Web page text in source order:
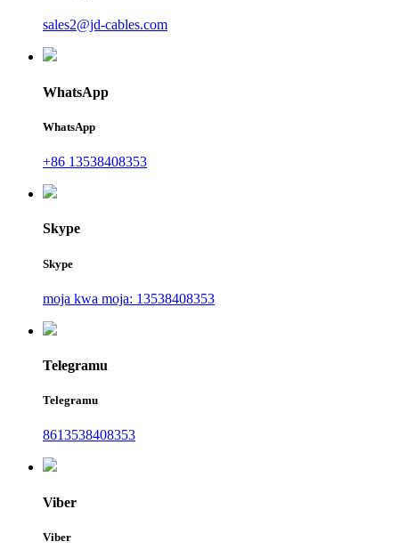
sales2@jd-cables.com
WhatsApp
WhatsApp
+86 13538408353
Skype
Skype
moja kwa moja: 13538408353
Telegramu
Telegramu
8613538408353
Viber
Viber